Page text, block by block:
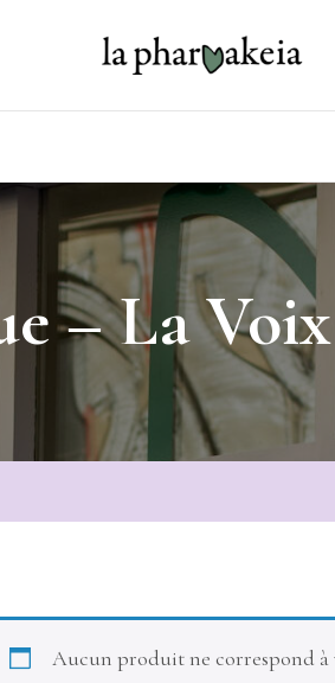
– La
Aucun produit ne correspond à